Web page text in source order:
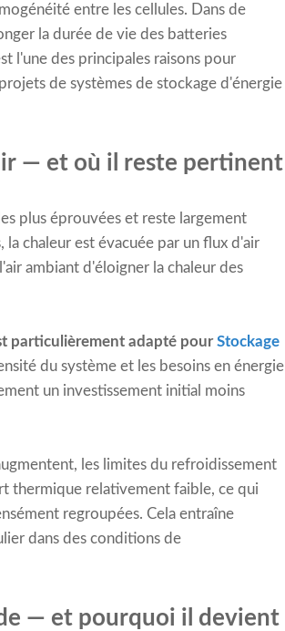
entre les cellules. Dans de
la durée de vie des batteries
l'une des principales raisons pour
de systèmes de stockage d'énergie
— et où il reste pertinent
plus éprouvées et reste largement
chaleur est évacuée par un flux d'air
ambiant d'éloigner la chaleur des
particulièrement adapté pourStockage
du système et les besoins en énergie
un investissement initial moins
les limites du refroidissement
thermique relativement faible, ce qui
regroupées. Cela entraîne
dans des conditions de
— et pourquoi il devient